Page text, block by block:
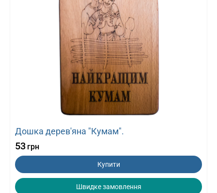
Дошка дерев'яна "Кумам".
53 грн
Купити
Швидке замовлення